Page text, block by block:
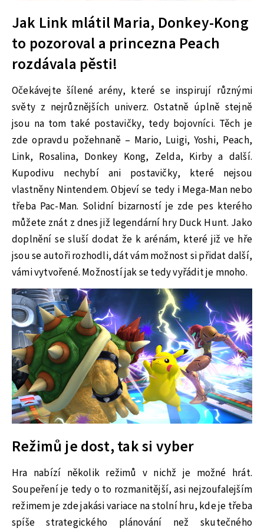
Jak Link mlátil Maria, Donkey-Kong
to pozoroval a princezna Peach
rozdávala pěsti!
Očekávejte šílené arény, které se inspirují různými
světy z nejrůznějších univerz. Ostatně úplně stejně
jsou na tom také postavičky, tedy bojovníci. Těch je
zde opravdu požehnaně – Mario, Luigi, Yoshi, Peach,
Link, Rosalina, Donkey Kong, Zelda, Kirby a další.
Kupodivu nechybí ani postavičky, které nejsou
vlastněny Nintendem. Objeví se tedy i Mega-Man nebo
třeba Pac-Man. Solidní bizarností je zde pes kterého
můžete znát z dnes již legendární hry Duck Hunt. Jako
doplnění se sluší dodat že k arénám, které již ve hře
jsou se autoři rozhodli, dát vám možnost si přidat další,
vámi vytvořené. Možností jak se tedy vyřádit je mnoho.
Režimů je dost, tak si vyber
Hra nabízí několik režimů v nichž je možné hrát.
Soupeření je tedy o to rozmanitější, asi nejzoufalejším
režimem je zde jakási variace na stolní hru, kde je třeba
spíše strategického plánování než skutečného